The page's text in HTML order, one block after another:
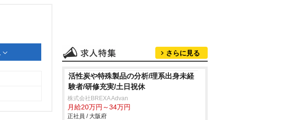
さらに見る
活性炭や特殊製品の分析/理系出身未経
験者/研修充実/土日祝休
株式会社BREXA Advan
月給20万円～34万円
正社員 / 大阪府